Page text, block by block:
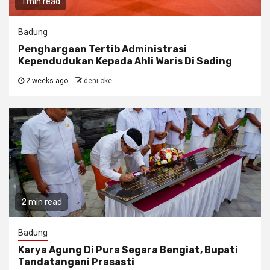
Badung
Penghargaan Tertib Administrasi
Kependudukan Kepada Ahli Waris Di Sading
2 weeks ago deni oke
2 min read
Badung
Karya Agung Di Pura Segara Bengiat, Bupati
Tandatangani Prasasti